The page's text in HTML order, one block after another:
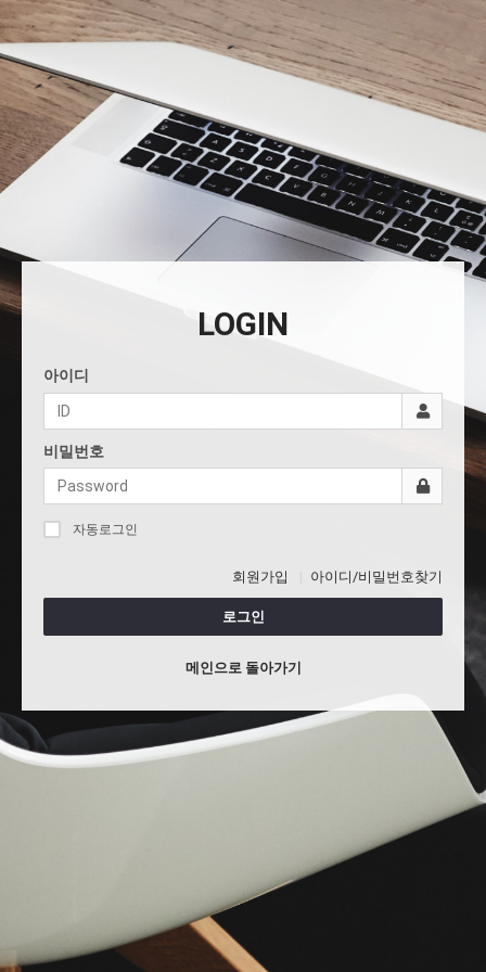
LOGIN
아이디
비밀번호
자동로그인
회원가입 아이디/비밀번호찾기
로그인
메인으로 돌아가기